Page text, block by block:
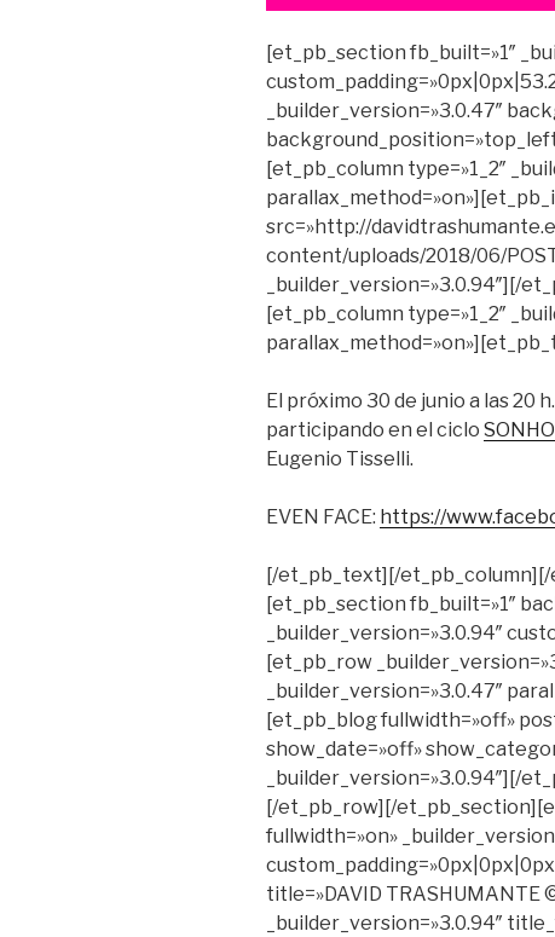
[et_pb_section fb_built=»1″
_builder_version=»3.0.47″
[et_pb_column type=»1_2″
src=»http://
content/uploads/2018/06/
_builder_version=»3.0.94″][/
[et_pb_column type=»1_2″
El próximo 30 de junio a las 20
participando en el ciclo
Eugenio Tisselli.
EVEN FACE: https://
[/et_pb_text][/
[et_pb_section fb_built=»1″
_builder_version=»3.0.94″
[et_pb_row
_builder_version=»3.0.47″
[et_pb_blog fullwidth=»off»
show_date=»off»
_builder_version=»3.0.94″][/
[/et_pb_row][/
fullwidth=»on»
title=»DAVID
_builder_version=»3.0.94″